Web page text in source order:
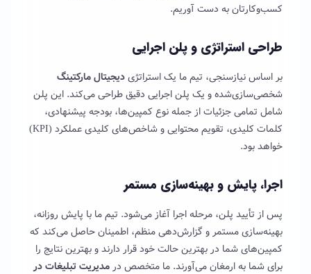
کسب‌وکارتان به دست آوریم.
طراحی استراتژی و پلن اجرایی
بر اساس نیازسنجی، تیم ما یک استراتژیدیجیتال مارکتینگ
شخصی‌سازی‌شده و یک پلن اجرایی دقیق طراحی می‌کند. این پلن
شامل تمامی جزئیات از جمله نوع کمپین‌ها، بودجه پیشنهادی،
کلمات کلیدی، تقویم محتوایی و شاخص‌های کلیدی عملکرد (KPI)
خواهد بود.
اجرا، پایش و بهینه‌سازی مستمر
پس از تأیید پلن، مرحله اجرا آغاز می‌شود. تیم ما با پایش روزانه،
بهینه‌سازی مستمر و گزارش‌دهی منظم، اطمینان حاصل می‌کند که
کمپین‌های شما در بهترین حالت خود قرار دارند و بهترین نتایج را
برای شما به ارمغان می‌آورند. ما متخصص در مدیریت تبلیغات در